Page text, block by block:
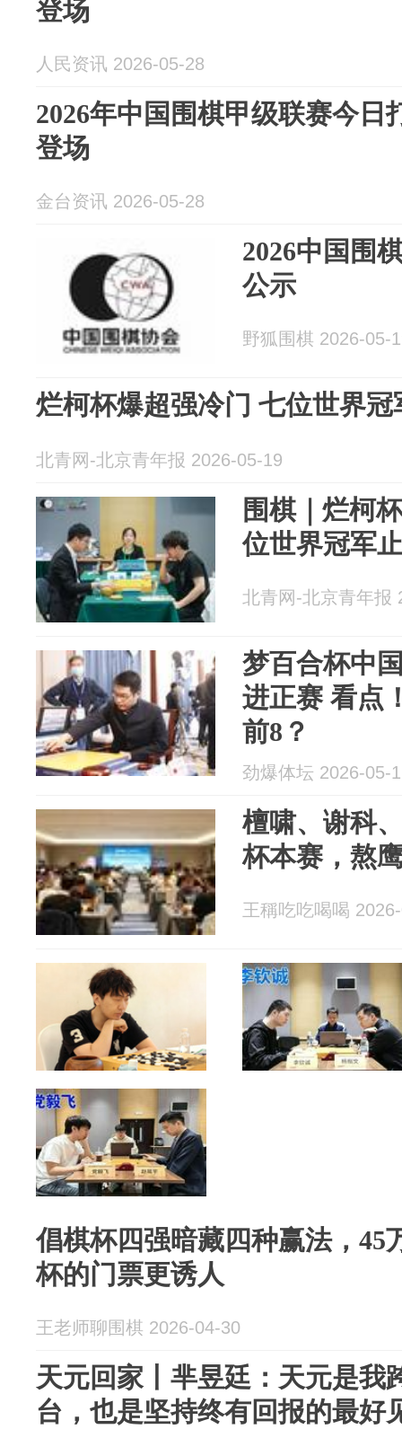
登场
人民资讯 2026-05-28
2026年中国围棋甲级联赛今日
登场
金台资讯 2026-05-28
2026中国围
公示
野狐围棋 2026-05-
烂柯杯爆超强冷门 七位世界冠
北青网-北京青年报 2026-05-19
围棋｜烂柯
位世界冠军
北青网-北京青年报
梦百合杯中
进正赛 看点
前8？
劲爆体坛 2026-05-
檀啸、谢科
杯本赛，熬
王稱吃吃喝喝
倡棋杯四强暗藏四种赢法，45
杯的门票更诱人
王老师聊围棋 2026-04-30
天元回家丨芈昱廷：天元是我
台，也是坚持终有回报的最好